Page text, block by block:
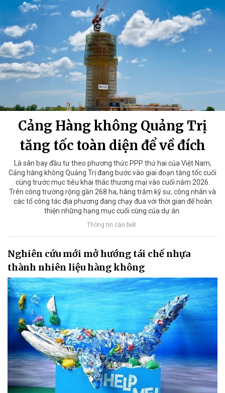
Cảng Hàng không Quảng Trị
tăng tốc toàn diện để về đích
Là sân bay đầu tư theo phương thức PPP thứ hai của Việt Nam,
Cảng hàng không Quảng Trị đang bước vào giai đoạn tăng tốc cuối
cùng trước mục tiêu khai thác thương mại vào cuối năm 2026.
Trên công trường rộng gần 268 ha, hàng trăm kỹ sư, công nhân và
các tổ công tác địa phương đang chạy đua với thời gian để hoàn
thiện những hạng mục cuối cùng của dự án.
Thông tin cần biết
Nghiên cứu mới mở hướng tái chế nhựa
thành nhiên liệu hàng không